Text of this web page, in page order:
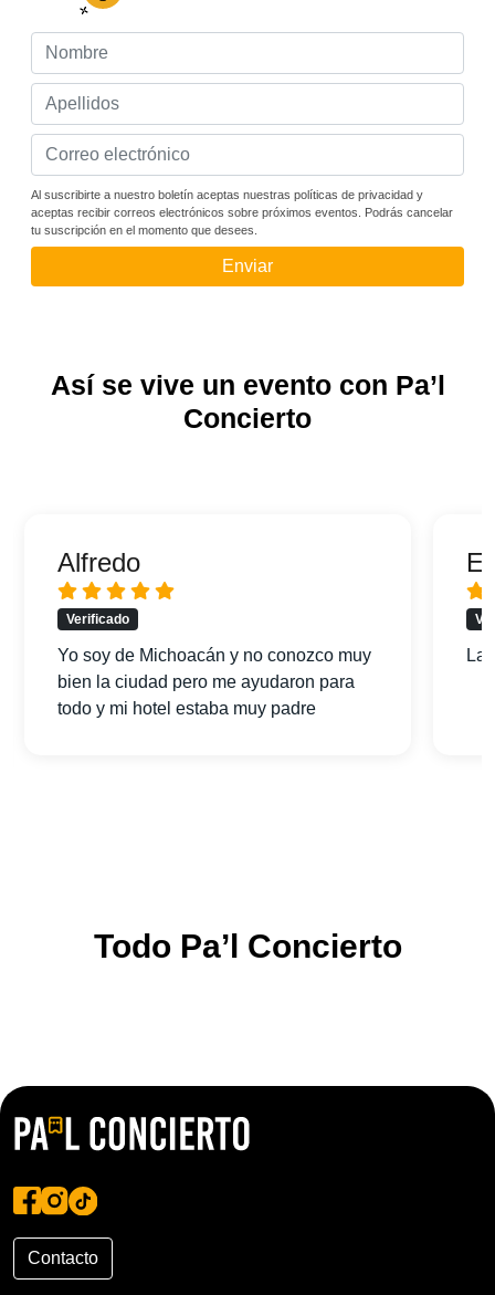
Al suscribirte a nuestro boletín aceptas nuestras políticas de privacidad y
aceptas recibir correos electrónicos sobre próximos eventos. Podrás cancelar
tu suscripción en el momento que desees.
Enviar
Así se vive un evento con Pa’l
Concierto
Alfredo
Verificado
Yo soy de Michoacán y no conozco muy
bien la ciudad pero me ayudaron para
todo y mi hotel estaba muy padre
La
Todo Pa’l Concierto
Contacto